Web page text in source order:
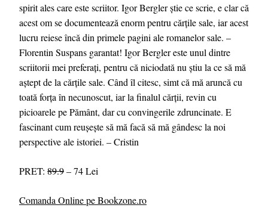
spirit ales care este scriitor. Igor Bergler știe ce scrie, e clar că
acest om se documentează enorm pentru cărțile sale, iar acest
lucru reiese încă din primele pagini ale romanelor sale. –
Florentin Suspans garantat! Igor Bergler este unul dintre
scriitorii mei preferați, pentru că niciodată nu știu la ce să mă
aștept de la cărțile sale. Când îl citesc, simt că mă aruncă cu
toată forța în necunoscut, iar la finalul cărții, revin cu
picioarele pe Pământ, dar cu convingerile zdruncinate. E
fascinant cum reușește să mă facă să mă gândesc la noi
perspective ale istoriei. – Cristin
PRET: 89.9– 74 Lei
Comanda Online pe Bookzone.ro